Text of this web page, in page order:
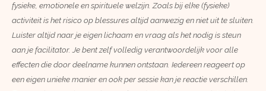
fysieke, emotionele en spirituele welzijn. Zoals bij elke (fysieke)
activiteit is het risico op blessures altijd aanwezig en niet uit te sluiten.
Luister altijd naar je eigen lichaam en vraag als het nodig is steun
aan je facilitator. Je bent zelf volledig verantwoordelijk voor alle
effecten die door deelname kunnen ontstaan. Iedereen reageert op
een eigen unieke manier en ook per sessie kan je reactie verschillen.